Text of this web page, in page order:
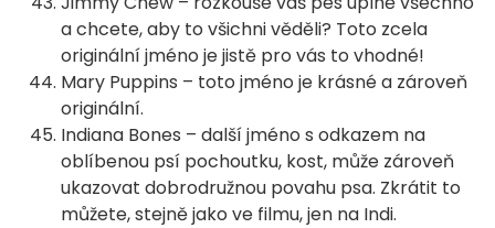
a chcete, aby to všichni věděli? Toto zcela
originální jméno je jistě pro vás to vhodné!
Mary Puppins – toto jméno je krásné a zároveň
originální.
Indiana Bones – další jméno s odkazem na
oblíbenou psí pochoutku, kost, může zároveň
ukazovat dobrodružnou povahu psa. Zkrátit to
můžete, stejně jako ve filmu, jen na Indi.